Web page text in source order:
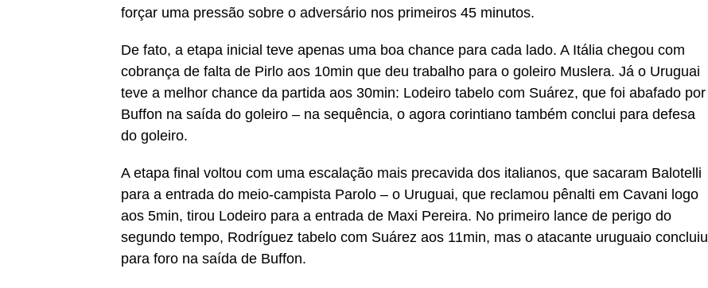
forçar uma pressão sobre o adversário nos primeiros 45 minutos.
De fato, a etapa inicial teve apenas uma boa chance para cada lado. A Itália chegou com
cobrança de falta de Pirlo aos 10min que deu trabalho para o goleiro Muslera. Já o Uruguai
teve a melhor chance da partida aos 30min: Lodeiro tabelo com Suárez, que foi abafado por
Buffon na saída do goleiro – na sequência, o agora corintiano também conclui para defesa
do goleiro.
A etapa final voltou com uma escalação mais precavida dos italianos, que sacaram Balotelli
para a entrada do meio-campista Parolo – o Uruguai, que reclamou pênalti em Cavani logo
aos 5min, tirou Lodeiro para a entrada de Maxi Pereira. No primeiro lance de perigo do
segundo tempo, Rodríguez tabelo com Suárez aos 11min, mas o atacante uruguaio concluiu
para foro na saída de Buffon.